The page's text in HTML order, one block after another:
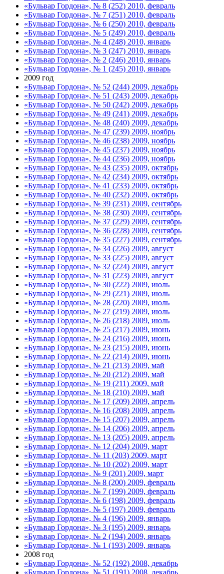
«Бульвар Гордона», № 8 (252) 2010, февраль
«Бульвар Гордона», № 7 (251) 2010, февраль
«Бульвар Гордона», № 6 (250) 2010, февраль
«Бульвар Гордона», № 5 (249) 2010, февраль
«Бульвар Гордона», № 4 (248) 2010, январь
«Бульвар Гордона», № 3 (247) 2010, январь
«Бульвар Гордона», № 2 (246) 2010, январь
«Бульвар Гордона», № 1 (245) 2010, январь
2009 год
«Бульвар Гордона», № 52 (244) 2009, декабрь
«Бульвар Гордона», № 51 (243) 2009, декабрь
«Бульвар Гордона», № 50 (242) 2009, декабрь
«Бульвар Гордона», № 49 (241) 2009, декабрь
«Бульвар Гордона», № 48 (240) 2009, декабрь
«Бульвар Гордона», № 47 (239) 2009, ноябрь
«Бульвар Гордона», № 46 (238) 2009, ноябрь
«Бульвар Гордона», № 45 (237) 2009, ноябрь
«Бульвар Гордона», № 44 (236) 2009, ноябрь
«Бульвар Гордона», № 43 (235) 2009, октябрь
«Бульвар Гордона», № 42 (234) 2009, октябрь
«Бульвар Гордона», № 41 (233) 2009, октябрь
«Бульвар Гордона», № 40 (232) 2009, октябрь
«Бульвар Гордона», № 39 (231) 2009, сентябрь
«Бульвар Гордона», № 38 (230) 2009, сентябрь
«Бульвар Гордона», № 37 (229) 2009, сентябрь
«Бульвар Гордона», № 36 (228) 2009, сентябрь
«Бульвар Гордона», № 35 (227) 2009, сентябрь
«Бульвар Гордона», № 34 (226) 2009, август
«Бульвар Гордона», № 33 (225) 2009, август
«Бульвар Гордона», № 32 (224) 2009, август
«Бульвар Гордона», № 31 (223) 2009, август
«Бульвар Гордона», № 30 (222) 2009, июль
«Бульвар Гордона», № 29 (221) 2009, июль
«Бульвар Гордона», № 28 (220) 2009, июль
«Бульвар Гордона», № 27 (219) 2009, июль
«Бульвар Гордона», № 26 (218) 2009, июль
«Бульвар Гордона», № 25 (217) 2009, июнь
«Бульвар Гордона», № 24 (216) 2009, июнь
«Бульвар Гордона», № 23 (215) 2009, июнь
«Бульвар Гордона», № 22 (214) 2009, июнь
«Бульвар Гордона», № 21 (213) 2009, май
«Бульвар Гордона», № 20 (212) 2009, май
«Бульвар Гордона», № 19 (211) 2009, май
«Бульвар Гордона», № 18 (210) 2009, май
«Бульвар Гордона», № 17 (209) 2009, апрель
«Бульвар Гордона», № 16 (208) 2009, апрель
«Бульвар Гордона», № 15 (207) 2009, апрель
«Бульвар Гордона», № 14 (206) 2009, апрель
«Бульвар Гордона», № 13 (205) 2009, апрель
«Бульвар Гордона», № 12 (204) 2009, март
«Бульвар Гордона», № 11 (203) 2009, март
«Бульвар Гордона», № 10 (202) 2009, март
«Бульвар Гордона», № 9 (201) 2009, март
«Бульвар Гордона», № 8 (200) 2009, февраль
«Бульвар Гордона», № 7 (199) 2009, февраль
«Бульвар Гордона», № 6 (198) 2009, февраль
«Бульвар Гордона», № 5 (197) 2009, февраль
«Бульвар Гордона», № 4 (196) 2009, январь
«Бульвар Гордона», № 3 (195) 2009, январь
«Бульвар Гордона», № 2 (194) 2009, январь
«Бульвар Гордона», № 1 (193) 2009, январь
2008 год
«Бульвар Гордона», № 52 (192) 2008, декабрь
«Бульвар Гордона», № 51 (191) 2008, декабрь